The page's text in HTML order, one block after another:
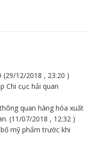
(29/12/2018 , 23:20 )
Chi cục hải quan
quan hàng hóa xuất
(11/07/2018 , 12:32 )
mỹ phẩm trước khi